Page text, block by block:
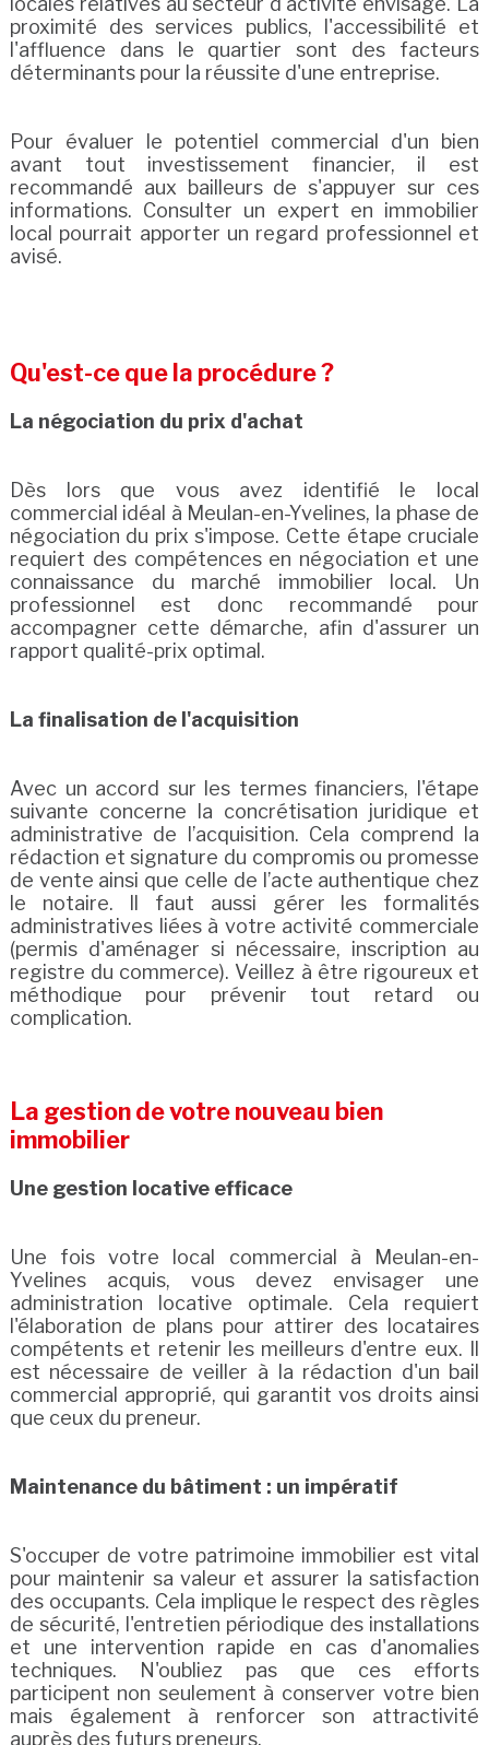
proximité des services publics, l'accessibilité et
l'affluence dans le quartier sont des facteurs
déterminants pour la réussite d'une entreprise.
Pour évaluer le potentiel commercial d'un bien
avant tout investissement financier, il est
recommandé aux bailleurs de s'appuyer sur ces
informations. Consulter un expert en immobilier
local pourrait apporter un regard professionnel et
avisé.
Qu'est-ce que la procédure ?
La négociation du prix d'achat
Dès lors que vous avez identifié le local
commercial idéal à Meulan-en-Yvelines, la phase de
négociation du prix s'impose. Cette étape cruciale
requiert des compétences en négociation et une
connaissance du marché immobilier local. Un
professionnel est donc recommandé pour
accompagner cette démarche, afin d'assurer un
rapport qualité-prix optimal.
La finalisation de l'acquisition
Avec un accord sur les termes financiers, l'étape
suivante concerne la concrétisation juridique et
administrative de l’acquisition. Cela comprend la
rédaction et signature du compromis ou promesse
de vente ainsi que celle de l’acte authentique chez
le notaire. Il faut aussi gérer les formalités
administratives liées à votre activité commerciale
(permis d'aménager si nécessaire, inscription au
registre du commerce). Veillez à être rigoureux et
méthodique pour prévenir tout retard ou
complication.
La gestion de votre nouveau bien
immobilier
Une gestion locative efficace
Une fois votre local commercial à Meulan-en-
Yvelines acquis, vous devez envisager une
administration locative optimale. Cela requiert
l'élaboration de plans pour attirer des locataires
compétents et retenir les meilleurs d'entre eux. Il
est nécessaire de veiller à la rédaction d'un bail
commercial approprié, qui garantit vos droits ainsi
que ceux du preneur.
Maintenance du bâtiment : un impératif
S'occuper de votre patrimoine immobilier est vital
pour maintenir sa valeur et assurer la satisfaction
des occupants. Cela implique le respect des règles
de sécurité, l'entretien périodique des installations
et une intervention rapide en cas d'anomalies
techniques. N'oubliez pas que ces efforts
participent non seulement à conserver votre bien
mais également à renforcer son attractivité
auprès des futurs preneurs.